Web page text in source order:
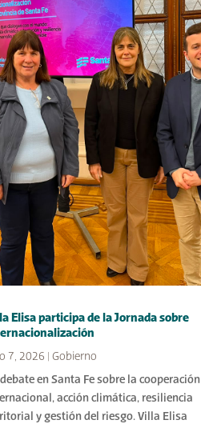
Elisa participa de la Jornada sobre
7, 2026
Gobierno
en Santa Fe sobre la cooperación
acción climática, resiliencia
y gestión del riesgo. Villa Elisa